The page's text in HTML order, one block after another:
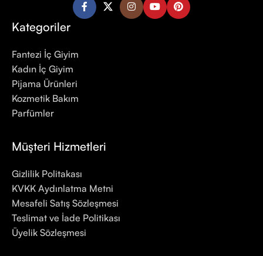
Kategoriler
Fantezi İç Giyim
Kadın İç Giyim
Pijama Ürünleri
Kozmetik Bakım
Parfümler
Müşteri Hizmetleri
Gizlilik Politakası
KVKK Aydınlatma Metni
Mesafeli Satış Sözleşmesi
Teslimat ve İade Politikası
Üyelik Sözleşmesi